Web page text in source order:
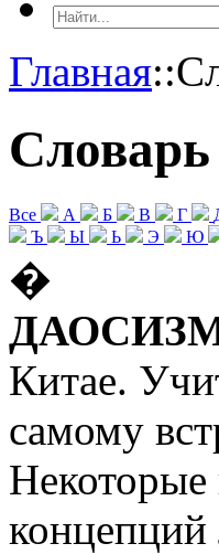
Главная::
Словарь
Все А Б В Г
Ъ
Ы Ь Э Ю
�
Китае.
самому